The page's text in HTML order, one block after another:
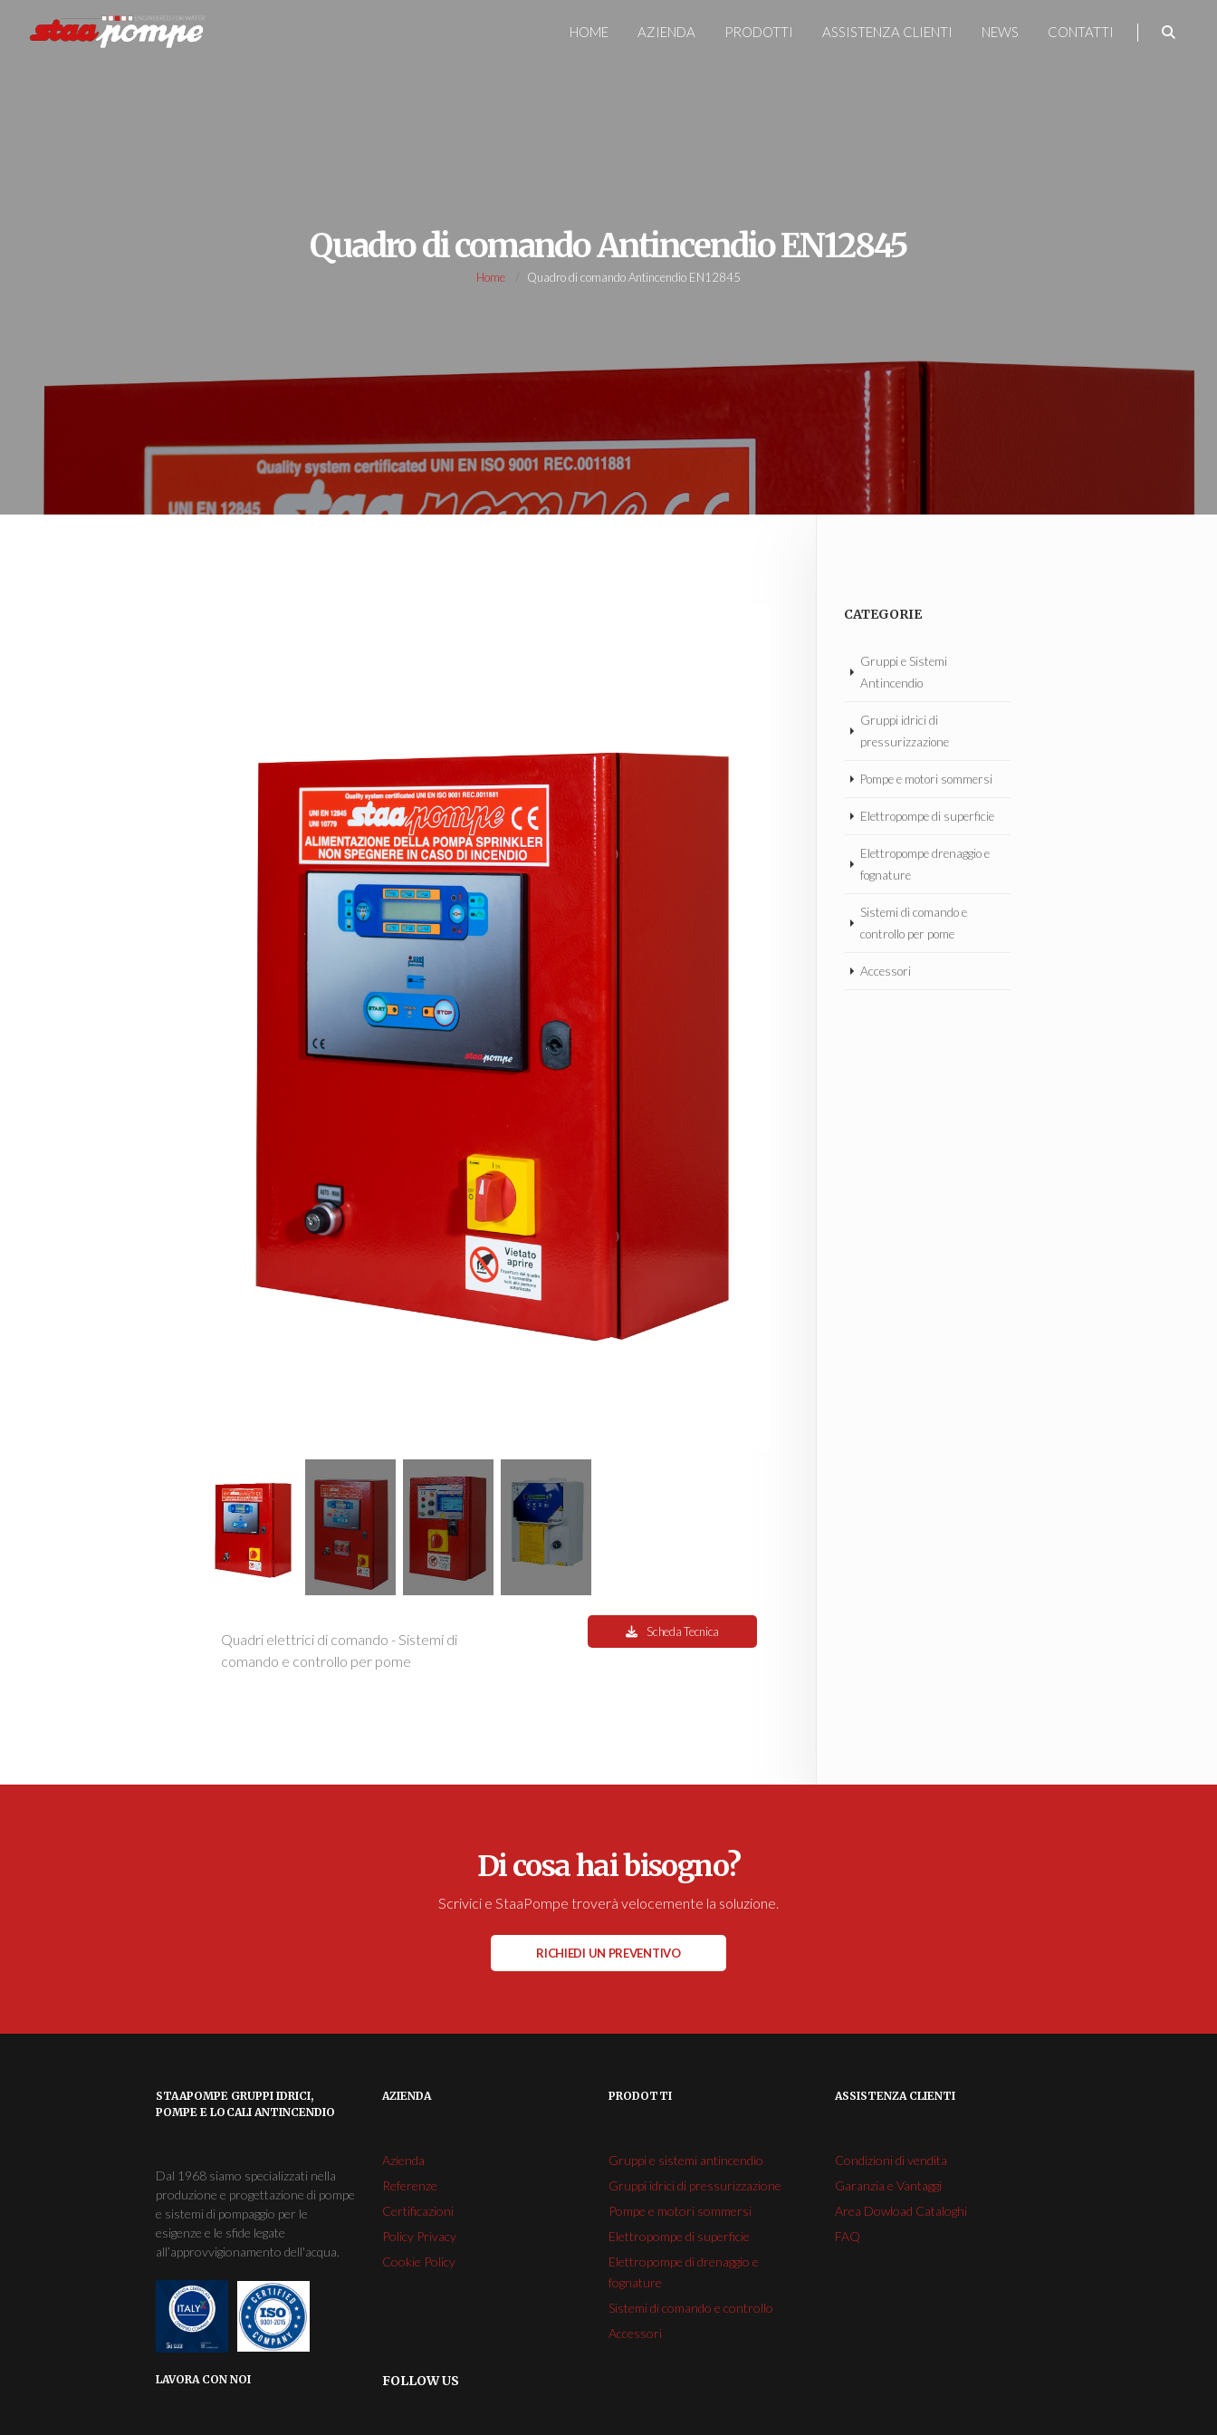
HOME AZIENDA PRODOTTI ASSISTENZA CLIENTI NEWS CONTATTI
Quadro di comando Antincendio EN12845
Home Quadro di comando Antincendio EN12845
Quadri elettrici di comando - Sistemi di
comando e controllo per pome
Scheda Tecnica
CATEGORIE
Gruppi e Sistemi
Antincendio
Gruppi idrici di
pressurizzazione
Pompe e motori sommersi
Elettropompe di superficie
Elettropompe drenaggio e
fognature
Sistemi di comando e
controllo per pome
Accessori
Di cosa hai bisogno?
Scrivici e StaaPompe troverà velocemente la soluzione.
RICHIEDI UN PREVENTIVO
STAAPOMPE GRUPPI IDRICI,
POMPE E LOCALI ANTINCENDIO
Dal 1968 siamo specializzati nella
produzione e progettazione di pompe
e sistemi di pompaggio per le
esigenze e le sfide legate
all’approvvigionamento dell'acqua.
AZIENDA
Azienda
Referenze
Certificazioni
Policy Privacy
Cookie Policy
PRODOTTI
Gruppi e sistemi antincendio
Gruppi idrici di pressurizzazione
Pompe e motori sommersi
Elettropompe di superficie
Elettropompe di drenaggio e
fognature
Sistemi di comando e controllo
Accessori
ASSISTENZA CLIENTI
Condizioni di vendita
Garanzia e Vantaggi
Area Dowload Cataloghi
FAQ
LAVORA CON NOI FOLLOW US